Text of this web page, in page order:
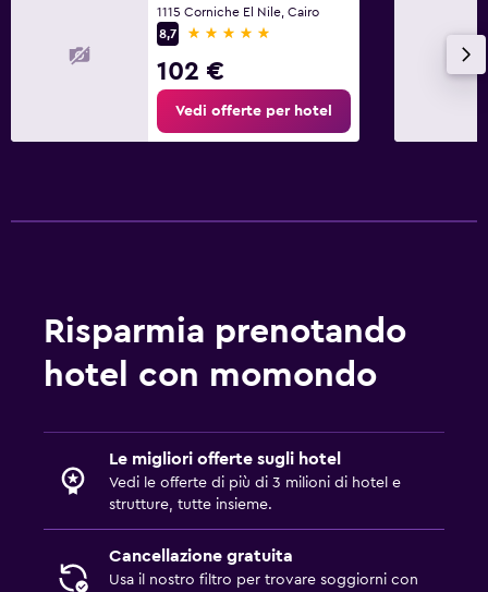
1115 Corniche El Nile, Cairo
8,7
5 stelle
102 €
Vedi offerte per hotel
Risparmia prenotando
hotel con momondo
Le migliori offerte sugli hotel
Vedi le offerte di più di 3 milioni di hotel e
strutture, tutte insieme.
Cancellazione gratuita
Usa il nostro filtro per trovare soggiorni con